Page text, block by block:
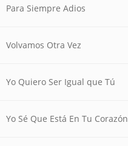
Para Siempre Adios
Volvamos Otra Vez
Yo Quiero Ser Igual que Tú
Yo Sé Que Está En Tu Corazón